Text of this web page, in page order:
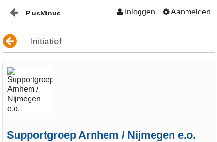
Inloggen Aanmelden
PlusMinus
Home
Plusminus-in-verbinding1
Initiatief
Supportgroep Arnhem / Nijmegen e.o.